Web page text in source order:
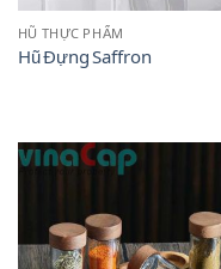
HŨ THỰC PHẨM
Hũ Đựng Saffron